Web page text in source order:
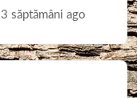
3 săptămâni ago